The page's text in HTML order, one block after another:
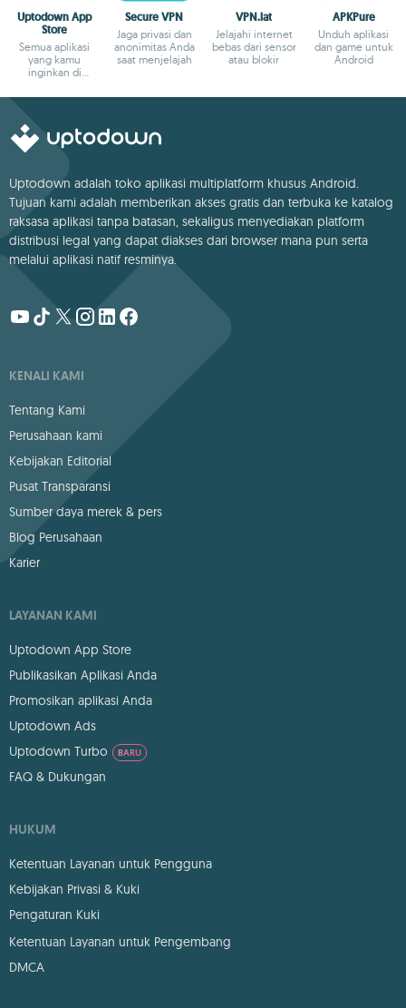
Uptodown App
Store
Semua aplikasi
yang kamu
inginkan di
Secure VPN
Jaga privasi dan
anonimitas Anda
saat menjelajah
VPN.lat
Jelajahi internet
bebas dari sensor
atau blokir
APKPure
Unduh aplikasi
dan game untuk
Android
Uptodown adalah toko aplikasi multiplatform khusus Android.
Tujuan kami adalah memberikan akses gratis dan terbuka ke katalog
raksasa aplikasi tanpa batasan, sekaligus menyediakan platform
distribusi legal yang dapat diakses dari browser mana pun serta
melalui aplikasi natif resminya.
KENALI KAMI
Tentang Kami
Perusahaan kami
Kebijakan Editorial
Pusat Transparansi
Sumber daya merek & pers
Blog Perusahaan
Karier
LAYANAN KAMI
Uptodown App Store
Publikasikan Aplikasi Anda
Promosikan aplikasi Anda
Uptodown Ads
Uptodown Turbo
BARU
FAQ & Dukungan
HUKUM
Ketentuan Layanan untuk Pengguna
Kebijakan Privasi & Kuki
Pengaturan Kuki
Ketentuan Layanan untuk Pengembang
DMCA